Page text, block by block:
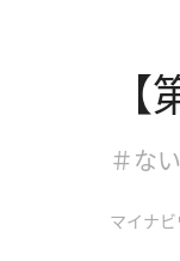
＃な
マイナ